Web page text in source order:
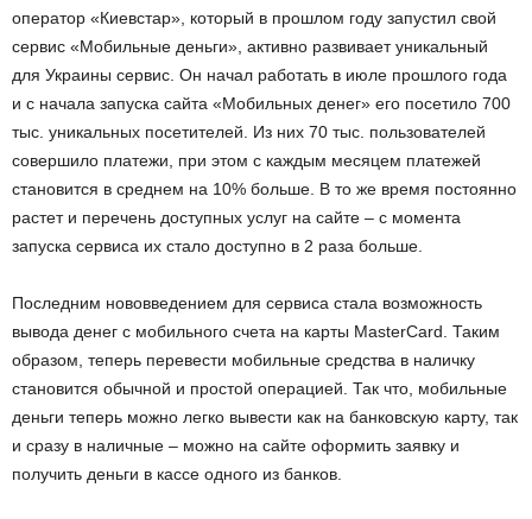
оператор «Киевстар», который в прошлом году запустил свой
сервис «Мобильные деньги», активно развивает уникальный
для Украины сервис. Он начал работать в июле прошлого года
и с начала запуска сайта «Мобильных денег» его посетило 700
тыс. уникальных посетителей. Из них 70 тыс. пользователей
совершило платежи, при этом с каждым месяцем платежей
становится в среднем на 10% больше. В то же время постоянно
растет и перечень доступных услуг на сайте – с момента
запуска сервиса их стало доступно в 2 раза больше.
Последним нововведением для сервиса стала возможность
вывода денег с мобильного счета на карты MasterCard. Таким
образом, теперь перевести мобильные средства в наличку
становится обычной и простой операцией. Так что, мобильные
деньги теперь можно легко вывести как на банковскую карту, так
и сразу в наличные – можно на сайте оформить заявку и
получить деньги в кассе одного из банков.